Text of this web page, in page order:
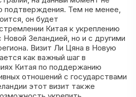
подтверждения. Тем не менее,
он будет
Китая к укреплению
Зеландией, но и с другими
Визит Ли Цяна в Новую
как важный шаг в
Китая по поддержанию
отношений с государствами
этот визит также